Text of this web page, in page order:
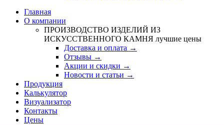
Главная
О компании
ПРОИЗВОДСТВО ИЗДЕЛИЙ ИЗ
ИСКУССТВЕННОГО КАМНЯ лучшие цены
Доставка и оплата →
Отзывы →
Акции и скидки →
Новости и статьи →
Продукция
Калькулятор
Визуализатор
Контакты
Цены